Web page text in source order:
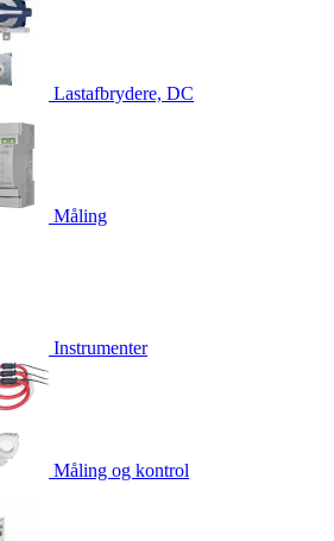
Lastafbrydere, DC
Måling
Instrumenter
Måling og kontrol